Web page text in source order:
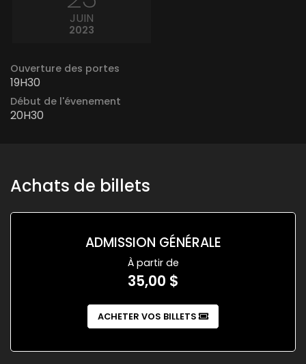
JUIN
2023
Ouverture des portes
19H30
Début de l'évenement
20H30
Achats de billets
ADMISSION GÉNÉRALE
À partir de
35,00 $
ACHETER VOS BILLETS